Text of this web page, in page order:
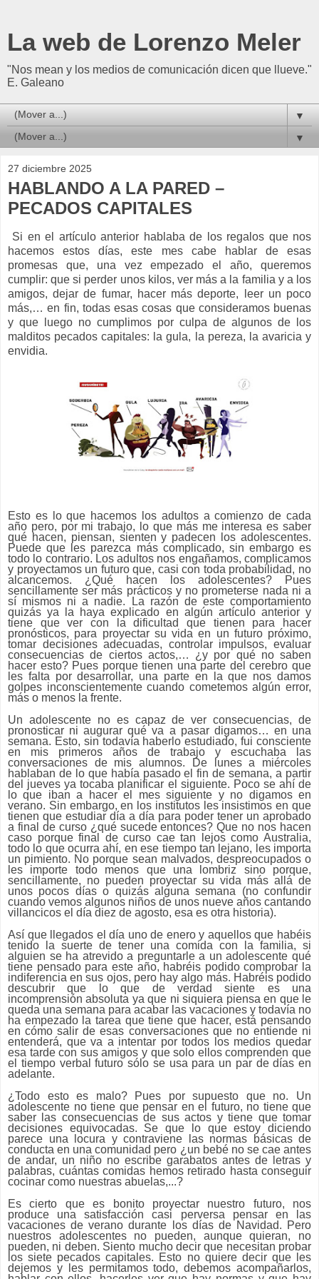
La web de Lorenzo Meler
"Nos mean y los medios de comunicación dicen que llueve."
E. Galeano
▼
▼
27 diciembre 2025
HABLANDO A LA PARED –
PECADOS CAPITALES
Si en el artículo anterior hablaba de los regalos que nos
hacemos estos días, este mes cabe hablar de esas
promesas que, una vez empezado el año, queremos
cumplir: que si perder unos kilos, ver más a la familia y a los
amigos, dejar de fumar, hacer más deporte, leer un poco
más,… en fin, todas esas cosas que consideramos buenas
y que luego no cumplimos por culpa de algunos de los
malditos pecados capitales: la gula, la pereza, la avaricia y
envidia.
Esto es lo que hacemos los adultos a comienzo de cada
año pero, por mi trabajo, lo que más me interesa es saber
qué hacen, piensan, sienten y padecen los adolescentes.
Puede que les parezca más complicado, sin embargo es
todo lo contrario. Los adultos nos engañamos, complicamos
y proyectamos un futuro que, casi con toda probabilidad, no
alcancemos. ¿Qué hacen los adolescentes? Pues
sencillamente ser más prácticos y no prometerse nada ni a
sí mismos ni a nadie. La razón de este comportamiento
quizás ya la haya explicado en algún artículo anterior y
tiene que ver con la dificultad que tienen para hacer
pronósticos, para proyectar su vida en un futuro próximo,
tomar decisiones adecuadas, controlar impulsos, evaluar
consecuencias de ciertos actos,… ¿y por qué no saben
hacer esto? Pues porque tienen una parte del cerebro que
les falta por desarrollar, una parte en la que nos damos
golpes inconscientemente cuando cometemos algún error,
más o menos la frente.
Un adolescente no es capaz de ver consecuencias, de
pronosticar ni augurar qué va a pasar digamos… en una
semana. Esto, sin todavía haberlo estudiado, fui consciente
en mis primeros años de trabajo y escuchaba las
conversaciones de mis alumnos. De lunes a miércoles
hablaban de lo que había pasado el fin de semana, a partir
del jueves ya tocaba planificar el siguiente. Poco se ahí de
lo que iban a hacer el mes siguiente y no digamos en
verano. Sin embargo, en los institutos les insistimos en que
tienen que estudiar día a día para poder tener un aprobado
a final de curso ¿qué sucede entonces? Que no nos hacen
caso porque final de curso cae tan lejos como Australia,
todo lo que ocurra ahí, en ese tiempo tan lejano, les importa
un pimiento. No porque sean malvados, despreocupados o
les importe todo menos que una lombriz sino porque,
sencillamente, no pueden proyectar su vida más allá de
unos pocos días o quizás alguna semana (no confundir
cuando vemos algunos niños de unos nueve años cantando
villancicos el día diez de agosto, esa es otra historia).
Así que llegados el día uno de enero y aquellos que habéis
tenido la suerte de tener una comida con la familia, si
alguien se ha atrevido a preguntarle a un adolescente qué
tiene pensado para este año, habréis podido comprobar la
indiferencia en sus ojos, pero hay algo más. Habréis podido
descubrir que lo que de verdad siente es una
incomprensión absoluta ya que ni siquiera piensa en que le
queda una semana para acabar las vacaciones y todavía no
ha empezado la tarea que tiene que hacer, está pensando
en cómo salir de esas conversaciones que no entiende ni
entenderá, que va a intentar por todos los medios quedar
esa tarde con sus amigos y que solo ellos comprenden que
el tiempo verbal futuro sólo se usa para un par de días en
adelante.
¿Todo esto es malo? Pues por supuesto que no. Un
adolescente no tiene que pensar en el futuro, no tiene que
saber las consecuencias de sus actos y tiene que tomar
decisiones equivocadas. Se que lo que estoy diciendo
parece una locura y contraviene las normas básicas de
conducta en una comunidad pero ¿un bebé no se cae antes
de andar, un niño no escribe garabatos antes de letras y
palabras, cuántas comidas hemos retirado hasta conseguir
cocinar como nuestras abuelas,...?
Es cierto que es bonito proyectar nuestro futuro, nos
produce una satisfacción casi perversa pensar en las
vacaciones de verano durante los días de Navidad. Pero
nuestros adolescentes no pueden, aunque quieran, no
pueden, ni deben. Siento mucho decir que necesitan probar
los siete pecados capitales. Esto no quiere decir que les
dejemos y les permitamos todo, debemos acompañarlos,